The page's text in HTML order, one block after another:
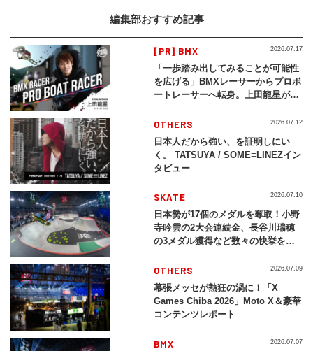
編集部おすすめ記事
[PR] BMX
「一歩踏み出してみることが可能性
を広げる」BMXレーサーからプロボ
ートレーサーへ転身。上田龍星が体
2026.07.17
OTHERS
日本人だから強い、を証明しにい
く。 TATSUYA / SOME≡LINEZイン
タビュー
2026.07.12
SKATE
日本勢が17個のメダルを奪取！小野
寺吟雲の2大会連続金、長谷川瑞穂
の3メダル獲得など数々の快挙をプ
2026」
2026.07.10
OTHERS
幕張メッセが熱狂の渦に！「X
Games Chiba 2026」Moto X＆豪華
コンテンツレポート
2026.07.09
BMX 2026.07.07